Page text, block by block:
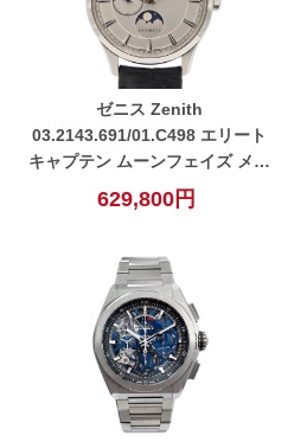
ゼニス Zenith
03.2143.691/01.C498 エリート
キャプテン ムーンフェイズ メン
ズ 自動巻き 腕時計 【中古】
629,800円